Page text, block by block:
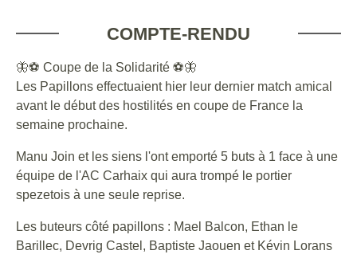
COMPTE-RENDU
🦋⚽️ Coupe de la Solidarité ⚽️🦋
Les Papillons effectuaient hier leur dernier match amical
avant le début des hostilités en coupe de France la
semaine prochaine.
Manu Join et les siens l'ont emporté 5 buts à 1 face à une
équipe de l'AC Carhaix qui aura trompé le portier
spezetois à une seule reprise.
Les buteurs côté papillons : Mael Balcon, Ethan le
Barillec, Devrig Castel, Baptiste Jaouen et Kévin Lorans